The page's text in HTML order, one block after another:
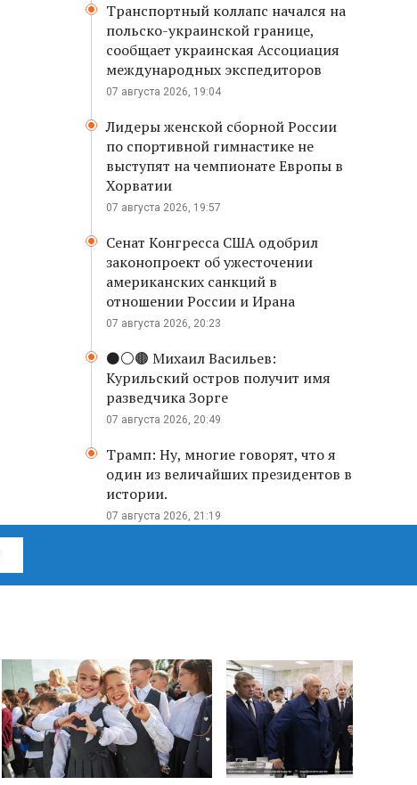
Транспортный коллапс начался на
польско-украинской границе,
сообщает украинская Ассоциация
международных экспедиторов
07 августа 2026, 19:04
Лидеры женской сборной России
по спортивной гимнастике не
выступят на чемпионате Европы в
Хорватии
07 августа 2026, 19:57
Сенат Конгресса США одобрил
законопроект об ужесточении
американских санкций в
отношении России и Ирана
07 августа 2026, 20:23
⚫️⚪️🟤 Михаил Васильев:
Курильский остров получит имя
разведчика Зорге
07 августа 2026, 20:49
Трамп: Ну, многие говорят, что я
один из величайших президентов в
истории.
07 августа 2026, 21:19